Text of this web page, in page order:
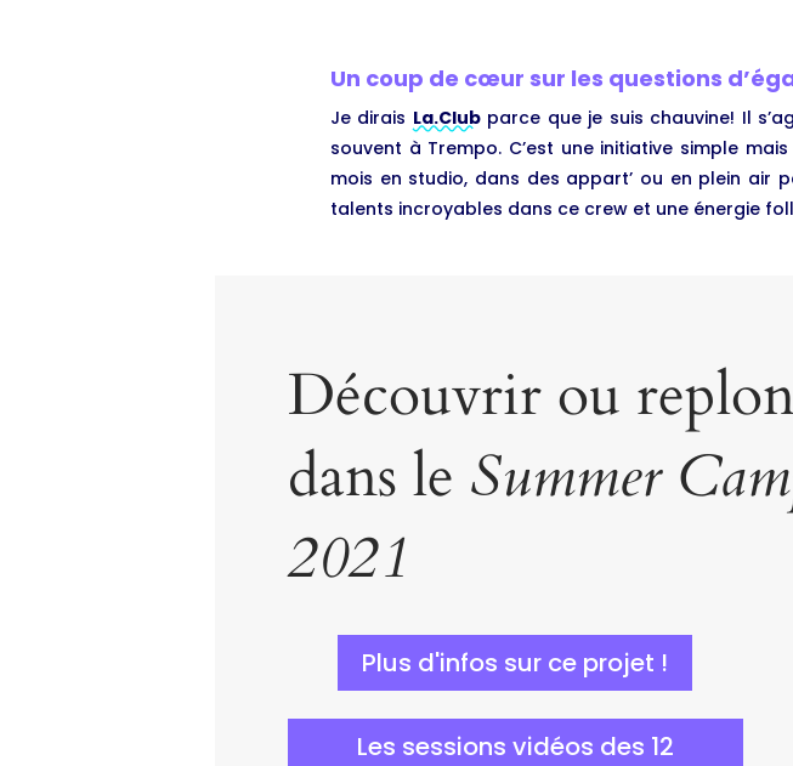
Un coup de cœur sur les questions
Je dirais La.Clubparce que je suis chauvine! Il
souvent à Trempo. C’est une initiative simple
mois en studio, dans des appart’ ou en plein air
talents incroyables dans ce crew et une énergie
Découvrir ou
dans le Summer
2021
Plus d'infos sur ce projet !
Les sessions vidéos des 12